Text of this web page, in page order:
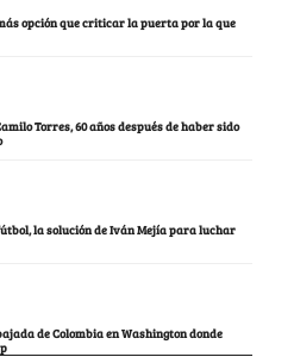
opción que criticar la puerta por la que
Torres, 60 años después de haber sido
la solución de Iván Mejía para luchar
de Colombia en Washington donde